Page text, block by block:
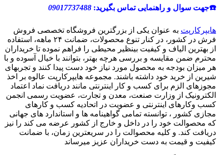
☎️جهت سوال و راهنمایی تماس بگیرید: 09017737488
هایپرکارپت به عنوان یکی از بزرگترین فروشگاه تخصصی فروش
فرش در کشور، در کنار تنوع محصولات، ضمانت ۲۴ ماهه، استفاده
از بهترین الیاف و کیفیت بینظیر محیطی را فراهم نموده تا خریداران
محترم ضمن مقایسه و بررسی هرچه بهتر، بتوانند با خیال آسوده و با
هر میزان بودجه به محصول مورد نیاز خود دست پیدا کنند و تجربهای
شیرین از خرید خود داشته باشند. مجموعه هایپرکارپت عالوه بر اخذ
مجوزهای الزم برای کسب و کار اینترنتی مانند دریافت نماد اعتماد
الکترونیک از وزارت صنعت، معدن و تجارت، عضویت رسمی انجمن
کسب وکارهای اینترنتی و عضویت در اتحادیه کسب و کارهای
مجازی کشور ، توانسته تمامی گواهینامه ها و استاندارد های جهانی
که محصوالت خود را در داخل و خارج از کشور عرضه می کند را نیز
دریافت کند. و کلیه محصوالت را در سریعترین زمان، با ضمانت
کیفیت و قیمت به دست خریداران عزیز میرساند